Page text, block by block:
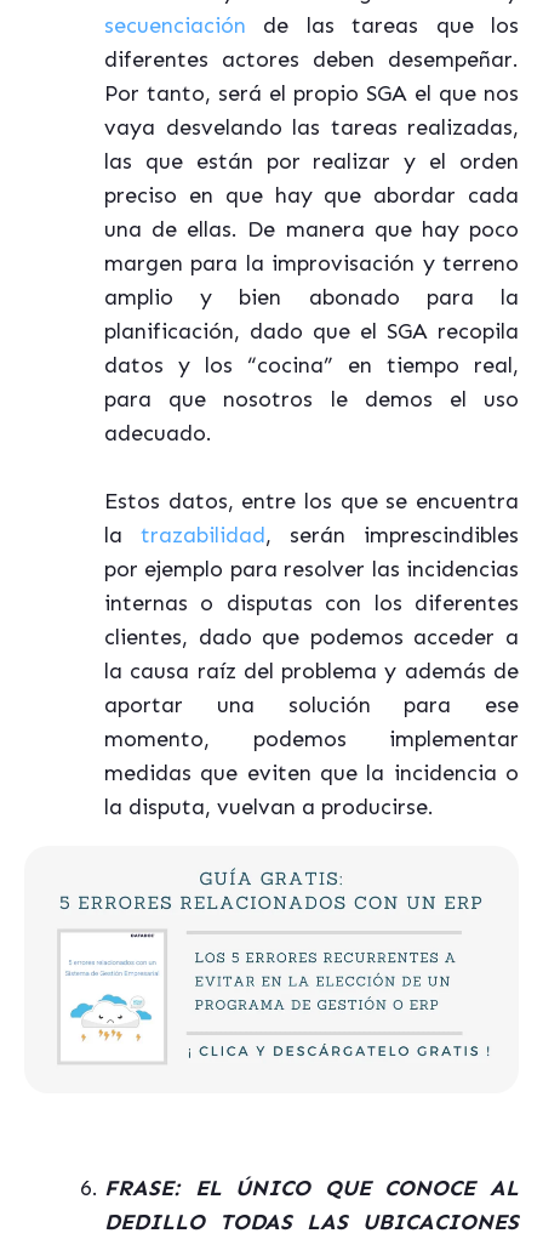
secuenciación de las tareas que los
diferentes actores deben desempeñar.
Por tanto, será el propio SGA el que nos
vaya desvelando las tareas realizadas,
las que están por realizar y el orden
preciso en que hay que abordar cada
una de ellas. De manera que hay poco
margen para la improvisación y terreno
amplio y bien abonado para la
planificación, dado que el SGA recopila
datos y los “cocina” en tiempo real,
para que nosotros le demos el uso
adecuado.
Estos datos, entre los que se encuentra
la trazabilidad, serán imprescindibles
por ejemplo para resolver las incidencias
internas o disputas con los diferentes
clientes, dado que podemos acceder a
la causa raíz del problema y además de
aportar una solución para ese
momento, podemos implementar
medidas que eviten que la incidencia o
la disputa, vuelvan a producirse.
FRASE: EL ÚNICO QUE CONOCE AL
DEDILLO TODAS LAS UBICACIONES